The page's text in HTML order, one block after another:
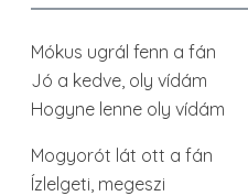
Mókus ugrál fenn a fán
Jó a kedve, oly vídám
Hogyne lenne oly vídám
Mogyorót lát ott a fán
Ízlelgeti, megeszi